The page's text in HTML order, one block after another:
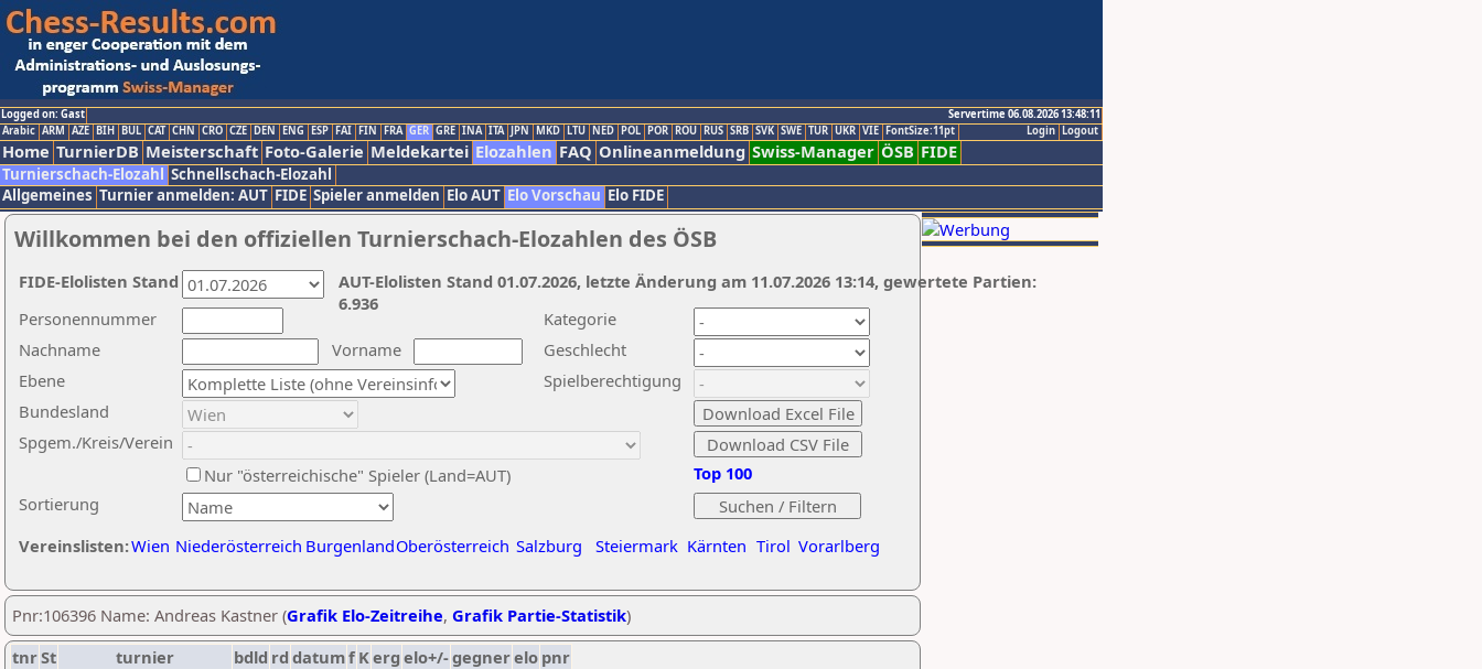
Logged on: Gast
Servertime 06.08.2026 13:48:11
Logout
Login
Arabic ARM AZE BIH BUL CAT CHN CRO CZE DEN ENG ESP FAI FIN FRA GER GRE INA ITA JPN MKD LTU NED POL POR ROU RUS SRB SVK SWE TUR UKR VIE FontSize:11pt
Home TurnierDB Meisterschaft Foto-Galerie Meldekartei Elozahlen FAQ Onlineanmeldung Swiss-Manager ÖSB FIDE
Turnierschach-Elozahl Schnellschach-Elozahl
Allgemeines Turnier anmelden: AUT FIDE Spieler anmelden Elo AUT Elo Vorschau Elo FIDE
Willkommen bei den offiziellen Turnierschach-Elozahlen des ÖSB
Nachname
Vorname
Ebene
Kategorie
Sortierung
Personennummer
Bundesland
Spgem./Kreis/Verein
Geschlecht
Nur "österreichische" Spieler (Land=AUT)
Spielberechtigung
Vereinslisten:Wien Niederösterreich BurgenlandOberösterreich Salzburg Steiermark Kärnten Tirol Vorarlberg
Top 100
AUT-Elolisten Stand 01.07.2026, letzte Änderung am 11.07.2026 13:14, gewertete Partien:
6.936
FIDE-Elolisten Stand
Pnr:106396 Name: Andreas Kastner (Grafik Elo-Zeitreihe, Grafik Partie-Statistik)
tnrSt turnier bdld rd datumf Kerg elo+/-gegnerelo pnr